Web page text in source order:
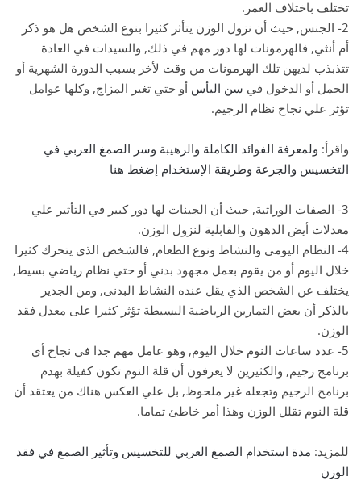
تختلف باختلاف العمر.
2- الجنس, حيث أن نزول الوزن يتأثر كثيرا بنوع الشخص هل هو ذكر
أم أنثي, فالهرمونات لها دور مهم في ذلك, والسيدات في العادة
تتذبذب لديهن تلك الهرمونات من وقت لأخر بسبب الدورة الشهرية أو
الحمل أو الدخول في سن اليأس أو حتي تغير المزاج, وكلها عوامل
تؤثر علي نجاح نظام الرجيم.
واقرأ: ولمعرفة الفوائد الكاملة والرهيبة وسر الصمغ العربي في
التخسيس والجرعة وطريقة الإستخدام إضغط هنا
3- الصفات الوراثية, حيث أن الجينات لها دور كبير في التأثير علي
معدلات أيض الدهون والقابلية لنزول الوزن.
4- النظام اليومى والنشاط ونوع الطعام, فالشخص الذي يتحرك كثيرا
خلال اليوم أو من يقوم بعمل مجهود بدني أو حتي نظام رياضي بسيط,
يختلف عن الشخص الذي يقل عنده النشاط البدنى, ومن الجدير
بالذكر أن بعض التمارين الرياضية البسيطة تؤثر كثيرا على معدل فقد
الوزن.
5- عدد ساعات النوم خلال اليوم, وهو عامل مهم جدا في نجاح أي
برنامج رجيم, والكثيرين لا يعرفون أن قلة النوم تكون كفيلة بهدم
برنامج الرجيم وتجعله غير ملحوظ, بل علي العكس هناك من يعتقد أن
قلة النوم تقلل الوزن وهذا أمر خاطئ تماما.
للمزيد: مدة استخدام الصمغ العربي للتخسيس وتأثير الصمغ في فقد
الوزن